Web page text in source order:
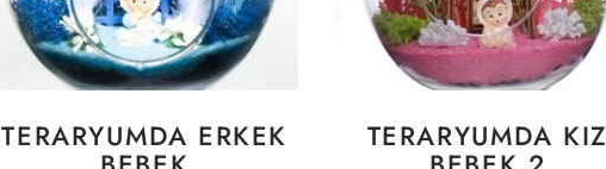
TERARYUMDA ERKEK TERARYUMDA KIZ